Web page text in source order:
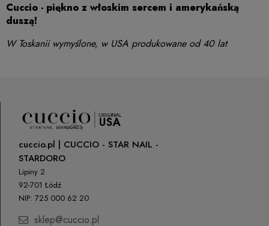
Cuccio - piękno z włoskim sercem i amerykańską
duszą!
W Toskanii wymyślone, w USA produkowane od 40 lat
cuccio.pl | CUCCIO - STAR NAIL -
STARDORO
Lipiny 2
92-701 Łódź
NIP: 725 000 62 20
sklep@cuccio.pl